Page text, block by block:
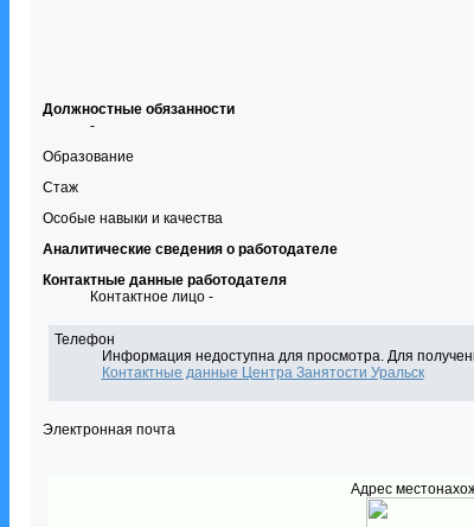
Должностные обязанности
-
Образование
Стаж
Особые навыки и качества
Аналитические сведения о работодателе
Контактные данные работодателя
Контактное лицо -
Телефон
Информация недоступна для просмотра. Для
Контактные данные Центра Занятости Уральск
Электронная почта
Адрес